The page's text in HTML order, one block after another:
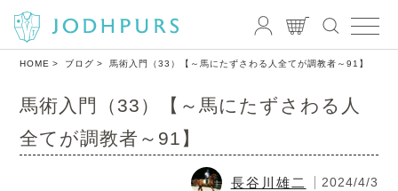
HOME ブログ 馬術入門（33）【～馬にたずさわる人全てが調教者～91】
馬術入門（33）【～馬にたずさわる人
全てが調教者～91】
長谷川雄二 2024/4/3